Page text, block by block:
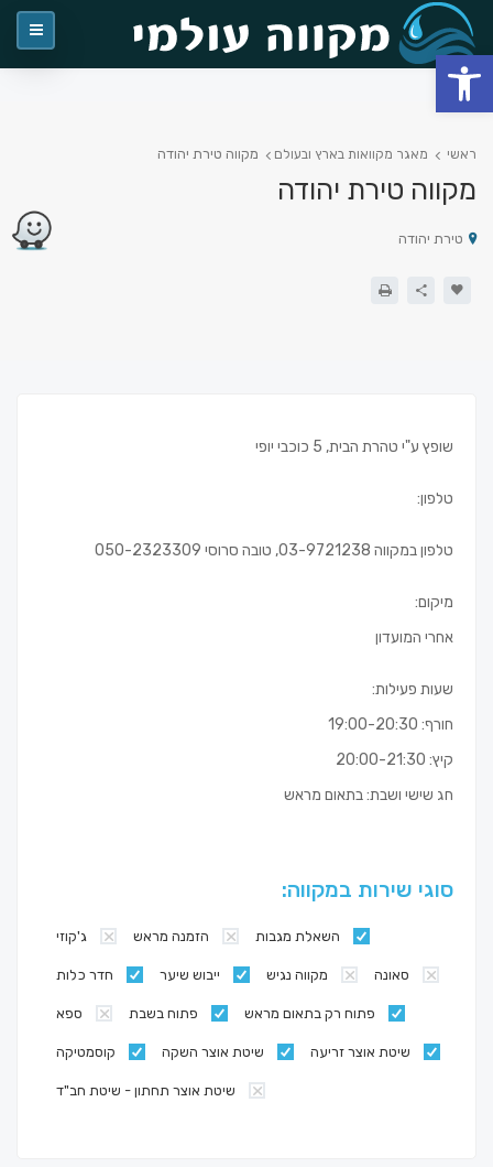
ראשי מאגר מקוואות בארץ ובעולם מקווה טירת יהודה
מקווה טירת יהודה
טירת יהודה
שופץ ע"י טהרת הבית, 5 כוכבי יופי
טלפון:
טלפון במקווה 03-9721238, טובה סרוסי 050-2323309
מיקום:
אחרי המועדון
שעות פעילות:
חורף: 19:00-20:30
קיץ: 20:00-21:30
חג שישי ושבת: בתאום מראש
סוגי שירות במקווה:
ג'קוזי הזמנה מראש השאלת מגבות
חדר כלות ייבוש שיער מקווה נגיש סאונה
ספא פתוח בשבת פתוח רק בתאום מראש
קוסמטיקה שיטת אוצר השקה שיטת אוצר זריעה
שיטת אוצר תחתון - שיטת חב"ד
פתח סרגל נגישות